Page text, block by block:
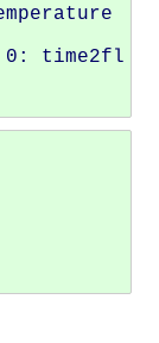
0 :
time2fl